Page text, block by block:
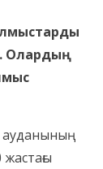
Олардың
ауданының